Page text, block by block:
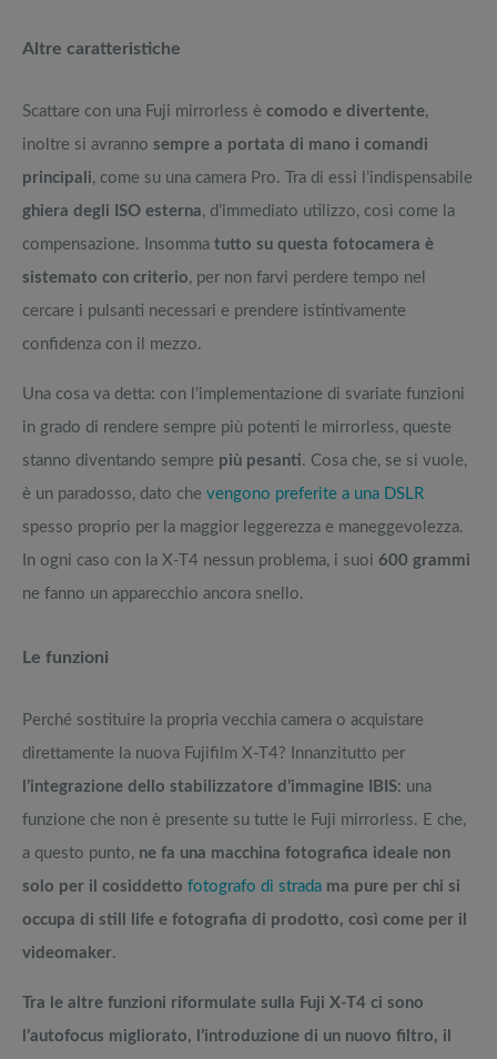
Altre caratteristiche
Scattare con una Fuji mirrorless è comodo e divertente,
inoltre si avranno sempre a portata di mano i comandi
principali, come su una camera Pro. Tra di essi l’indispensabile
ghiera degli ISO esterna, d’immediato utilizzo, così come la
compensazione. Insomma tutto su questa fotocamera è
sistemato con criterio, per non farvi perdere tempo nel
cercare i pulsanti necessari e prendere istintivamente
confidenza con il mezzo.
Una cosa va detta: con l’implementazione di svariate funzioni
in grado di rendere sempre più potenti le mirrorless, queste
stanno diventando sempre più pesanti. Cosa che, se si vuole,
è un paradosso, dato che vengono preferite a una DSLR
spesso proprio per la maggior leggerezza e maneggevolezza.
In ogni caso con la X-T4 nessun problema, i suoi 600 grammi
ne fanno un apparecchio ancora snello.
Le funzioni
Perché sostituire la propria vecchia camera o acquistare
direttamente la nuova Fujifilm X-T4? Innanzitutto per
l’integrazione dello stabilizzatore d’immagine IBIS: una
funzione che non è presente su tutte le Fuji mirrorless. E che,
a questo punto, ne fa una macchina fotografica ideale non
solo per il cosiddetto fotografo di strada ma pure per chi si
occupa di still life e fotografia di prodotto, così come per il
videomaker.
Tra le altre funzioni riformulate sulla Fuji X-T4 ci sono
l’autofocus migliorato, l’introduzione di un nuovo filtro, il